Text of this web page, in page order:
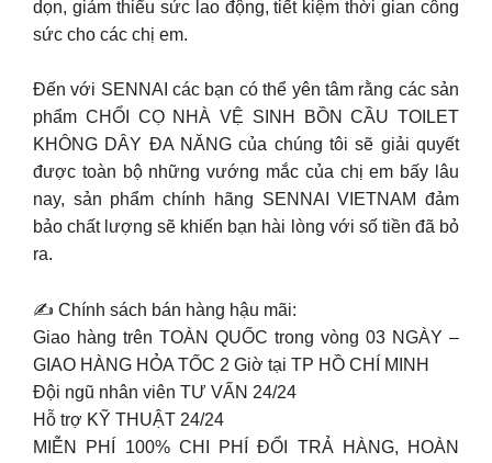
dọn, giảm thiểu sức lao động, tiết kiệm thời gian công
sức cho các chị em.
Đến với SENNAI các bạn có thể yên tâm rằng các sản
phẩm CHỔI CỌ NHÀ VỆ SINH BỒN CẦU TOILET
KHÔNG DÂY ĐA NĂNG của chúng tôi sẽ giải quyết
được toàn bộ những vướng mắc của chị em bấy lâu
nay, sản phẩm chính hãng SENNAI VIETNAM đảm
bảo chất lượng sẽ khiến bạn hài lòng với số tiền đã bỏ
ra.
✍ Chính sách bán hàng hậu mãi:
Giao hàng trên TOÀN QUỐC trong vòng 03 NGÀY –
GIAO HÀNG HỎA TỐC 2 Giờ tại TP HỒ CHÍ MINH
Đội ngũ nhân viên TƯ VẤN 24/24
Hỗ trợ KỸ THUẬT 24/24
MIỄN PHÍ 100% CHI PHÍ ĐỔI TRẢ HÀNG, HOÀN